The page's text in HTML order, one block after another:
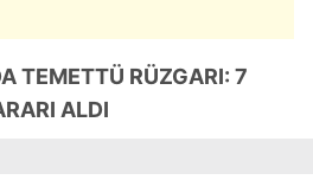
TEMETTÜ RÜZGARI: 7
ALDI